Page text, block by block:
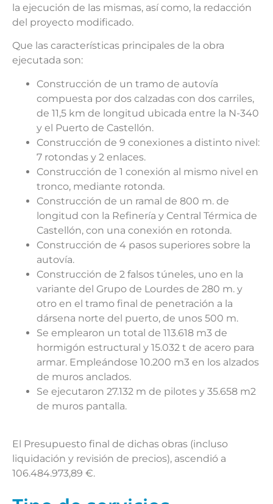
la ejecución de las mismas, así como, la redacción
del proyecto modificado.
Que las características principales de la obra
ejecutada son:
Construcción de un tramo de autovía
compuesta por dos calzadas con dos carriles,
de 11,5 km de longitud ubicada entre la N-340
y el Puerto de Castellón.
Construcción de 9 conexiones a distinto nivel:
7 rotondas y 2 enlaces.
Construcción de 1 conexión al mismo nivel en
tronco, mediante rotonda.
Construcción de un ramal de 800 m. de
longitud con la Refinería y Central Térmica de
Castellón, con una conexión en rotonda.
Construcción de 4 pasos superiores sobre la
autovía.
Construcción de 2 falsos túneles, uno en la
variante del Grupo de Lourdes de 280 m. y
otro en el tramo final de penetración a la
dársena norte del puerto, de unos 500 m.
Se emplearon un total de 113.618 m3 de
hormigón estructural y 15.032 t de acero para
armar. Empleándose 10.200 m3 en los alzados
de muros anclados.
Se ejecutaron 27.132 m de pilotes y 35.658 m2
de muros pantalla.
El Presupuesto final de dichas obras (incluso
liquidación y revisión de precios), ascendió a
106.484.973,89 €.